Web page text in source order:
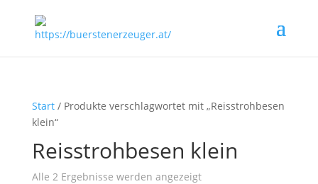
Start/ Produkte verschlagwortet mit „Reisstrohbesen
klein“
Reisstrohbesen klein
Alle 2 Ergebnisse werden angezeigt